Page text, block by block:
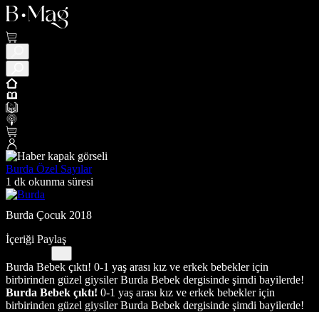
Burda Özel Sayılar
1 dk okunma süresi
Burda Çocuk 2018
İçeriği Paylaş
Burda Bebek çıktı! 0-1 yaş arası kız ve erkek bebekler için
birbirinden güzel giysiler Burda Bebek dergisinde şimdi bayilerde!
Burda Bebek çıktı! 0-1 yaş arası kız ve erkek bebekler için
birbirinden güzel giysiler Burda Bebek dergisinde şimdi bayilerde!